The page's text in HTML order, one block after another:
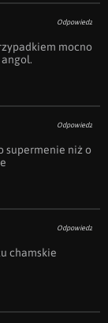
Odpowiedz
mocno
angol.
Odpowiedz
supermenie niż o
Odpowiedz
chamskie